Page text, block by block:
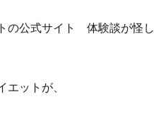
の公式サイト 体験談が怪し
ットが、